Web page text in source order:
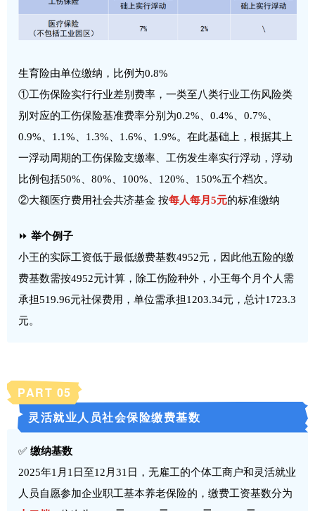
生育险由单位缴纳，比例为0.8%
①工伤保险实行行业差别费率，一类至八类行业工伤风险类
别对应的工伤保险基准费率分别为0.2%、0.4%、0.7%、
0.9%、1.1%、1.3%、1.6%、1.9%。在此基础上，根据其上
一浮动周期的工伤保险支缴率、工伤发生率实行浮动，浮动
比例包括50%、80%、100%、120%、150%五个档次。
②大额医疗费用社会共济基金 按每人每月5元的标准缴纳
⏩ 举个例子
小王的实际工资低于最低缴费基数4952元，因此他五险的缴
费基数需按4952元计算，除工伤险种外，小王每个月个人需
承担519.96元社保费用，单位需承担1203.34元，总计1723.3
元。
PART 05
灵活就业人员社会保险缴费基数
✅ 缴纳基数
2025年1月1日至12月31日，无雇工的个体工商户和灵活就业
人员自愿参加企业职工基本养老保险的，缴费工资基数分为